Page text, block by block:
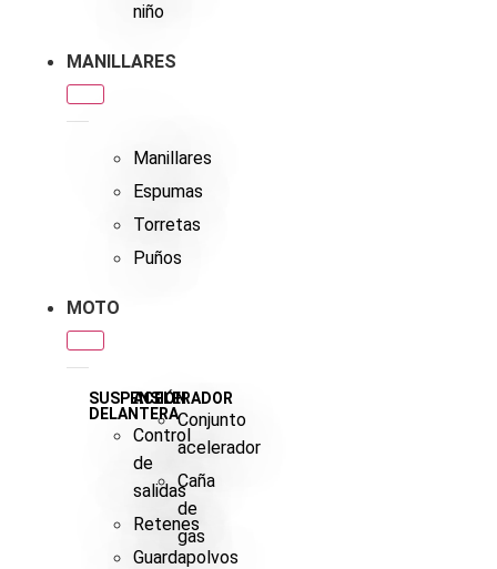
niño
MANILLARES
Manillares
Espumas
Torretas
Puños
MOTO
SUSPENSIÓN
DELANTERA
Control
de
salidas
Retenes
Guardapolvos
ACELERADOR
Conjunto
acelerador
Caña
de
gas